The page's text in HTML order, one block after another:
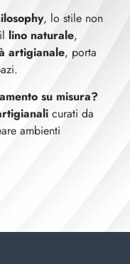
, lo stile non
lino naturale,
artigianale, porta
su misura?
curati da
ambienti